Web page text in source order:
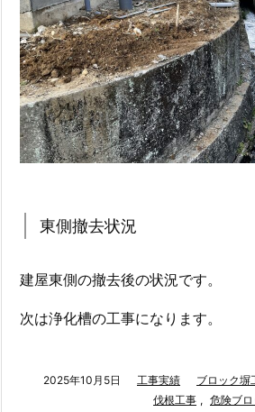
東側撤去状況
建屋東側の撤去後の状況です。
次は浄化槽の工事になります。
2025年10月5日 工事実績 ブロック塀
伐根工事 , 危険ブ